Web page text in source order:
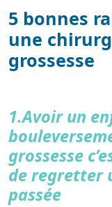
5 bonnes
une
grossesse
1.Avoir un
grossesse
de regretter
passée